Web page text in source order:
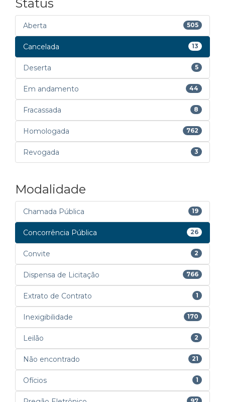
Status
Aberta 505
Cancelada 13
Deserta 5
Em andamento 44
Fracassada 8
Homologada 762
Revogada 3
Modalidade
Chamada Pública 19
Concorrência Pública 26
Convite 2
Dispensa de Licitação 766
Extrato de Contrato 1
Inexigibilidade 170
Leilão 2
Não encontrado 21
Ofícios 1